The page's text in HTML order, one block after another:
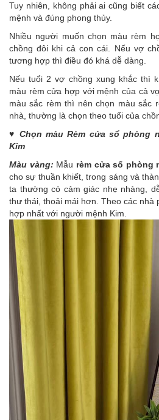
Tuy nhiên, không phải ai cũng biết
mệnh và đúng phong thủy.
Nhiều người muốn chọn màu rèm
chồng đôi khi cả con cái. Nếu vợ
tương hợp thì điều đó khá dễ dàng.
Nếu tuổi 2 vợ chồng xung khắc thì
màu rèm cửa hợp với mệnh của cả
màu sắc rèm thì nên chọn màu sắc
nhà, thường là chọn theo tuổi của
♥ Chọn màu Rèm cửa sổ phòng
Kim
Màu vàng: Mẫu rèm cửa sổ phòng
cho sự thuần khiết, trong sáng và
ta thường có cảm giác nhẹ nhàng,
thư thái, thoải mái hơn. Theo các nhà
hợp nhất với người mệnh Kim.